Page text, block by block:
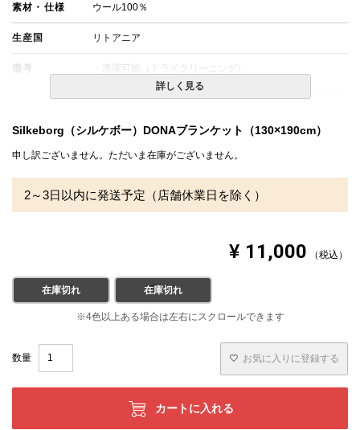
素材・仕様 ウール100％
生産国 リトアニア
備考
・洗濯可能（ドライクリーニング）
・配送日指定OK！
※北海道・沖縄・離島等一部地域へのお届けは別途送料が
合があります。
詳しく見る
Silkeborg（シルケボー）DONAブランケット（130×190cm）
申し訳ございません。ただいま在庫がございません。
2～3日以内に発送予定（店舗休業日を除く）
¥ 11,000 税込
グレイ
在庫切れ ブラウン
在庫切れ
お気に入りに登録する
カートに入れる